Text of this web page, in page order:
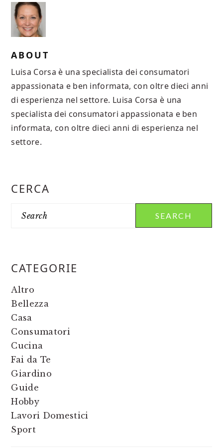
ABOUT
Luisa Corsa è una specialista dei consumatori
appassionata e ben informata, con oltre dieci anni
di esperienza nel settore. Luisa Corsa è una
specialista dei consumatori appassionata e ben
informata, con oltre dieci anni di esperienza nel
settore.
CERCA
Search
CATEGORIE
Altro
Bellezza
Casa
Consumatori
Cucina
Fai da Te
Giardino
Guide
Hobby
Lavori Domestici
Sport